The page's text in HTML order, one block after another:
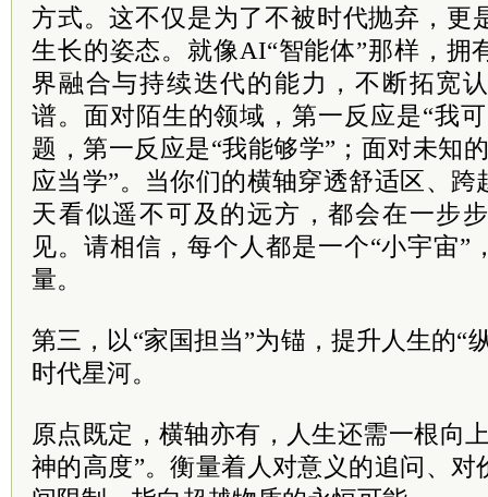
方式。这不仅是为了不被时代抛弃，更
生长的姿态。就像AI“智能体”那样，拥
界融合与持续迭代的能力，不断拓宽
谱。面对陌生的领域，第一反应是“我
题，第一反应是“我能够学”；面对未知
应当学”。当你们的横轴穿透舒适区、
天看似遥不可及的远方，都会在一步
见。请相信，每个人都是一个“小宇宙”
量。
第三，以“家国担当”为锚，提升人生的“
时代星河。
原点既定，横轴亦有，人生还需一根向
神的高度”。衡量着人对意义的追问、